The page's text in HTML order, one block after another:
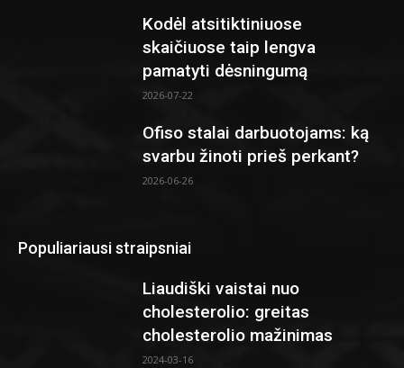
Kodėl atsitiktiniuose
skaičiuose taip lengva
pamatyti dėsningumą
2026-07-22
Ofiso stalai darbuotojams: ką
svarbu žinoti prieš perkant?
2026-06-26
Populiariausi straipsniai
Liaudiški vaistai nuo
cholesterolio: greitas
cholesterolio mažinimas
2024-03-16